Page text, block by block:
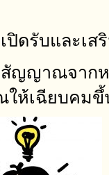
ปิดรับและเส
สัญญาณจาก
ให้เฉียบคมขึ้